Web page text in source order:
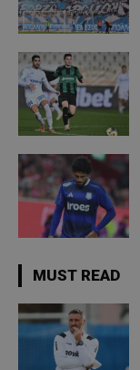
MUST READ